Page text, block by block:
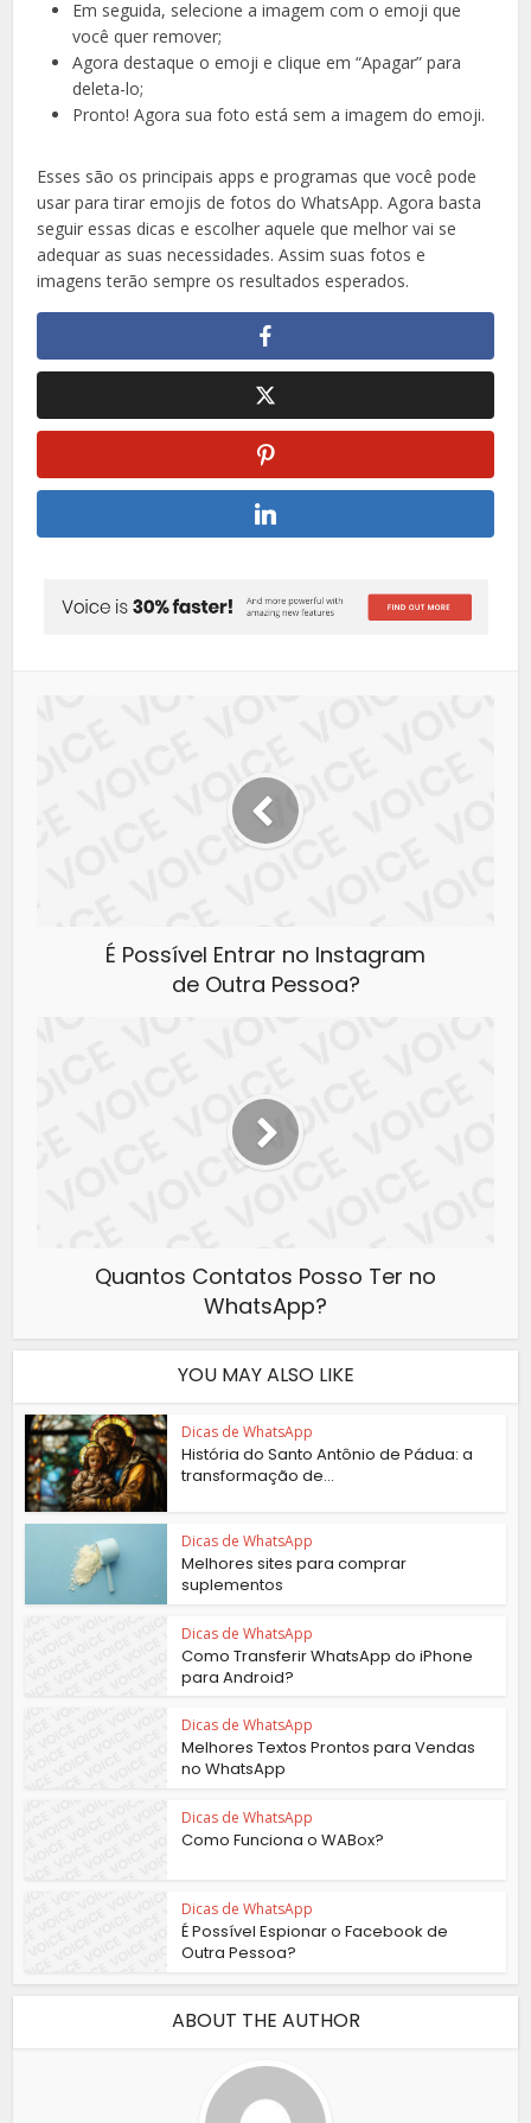
Em seguida, selecione a imagem com o emoji que
você quer remover;
Agora destaque o emoji e clique em “Apagar” para
deleta-lo;
Pronto! Agora sua foto está sem a imagem do emoji.
Esses são os principais apps e programas que você pode
usar para tirar emojis de fotos do WhatsApp. Agora basta
seguir essas dicas e escolher aquele que melhor vai se
adequar as suas necessidades. Assim suas fotos e
imagens terão sempre os resultados esperados.
É Possível Entrar no Instagram
de Outra Pessoa?
Quantos Contatos Posso Ter no
WhatsApp?
YOU MAY ALSO LIKE
Dicas de WhatsApp
História do Santo Antônio de Pádua: a
transformação de...
Dicas de WhatsApp
Melhores sites para comprar
suplementos
Dicas de WhatsApp
Como Transferir WhatsApp do iPhone
para Android?
Dicas de WhatsApp
Melhores Textos Prontos para Vendas
no WhatsApp
Dicas de WhatsApp
Como Funciona o WABox?
Dicas de WhatsApp
É Possível Espionar o Facebook de
Outra Pessoa?
ABOUT THE AUTHOR